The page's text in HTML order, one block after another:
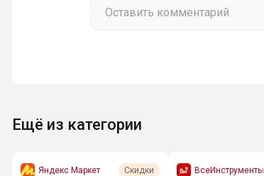
Ещё из категории
Яндекс Маркет Скидки ВсеИнструменты